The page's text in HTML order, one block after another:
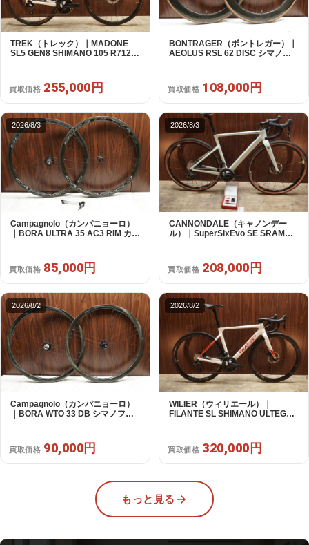
TREK（トレック）｜MADONE
SL5 GEN8 SHIMANO 105 R7120
買取価格 255,000円
BONTRAGER（ボントレガー）｜
AEOLUS RSL 62 DISC シマノフ
買取価格 108,000円
2026/8/3
Campagnolo（カンパニョーロ）
｜BORA ULTRA 35 AC3 RIM カン
買取価格 85,000円
2026/8/3
CANNONDALE（キャノンデー
ル）｜SuperSixEvo SE SRAM
年｜美品｜買取金額 208,000円
買取価格 208,000円
2026/8/2
Campagnolo（カンパニョーロ）
｜BORA WTO 33 DB シマノフリ
買取価格 90,000円
2026/8/2
WILIER（ウィリエール）｜
FILANTE SL SHIMANO ULTEGRA
買取価格 320,000円
もっと見る